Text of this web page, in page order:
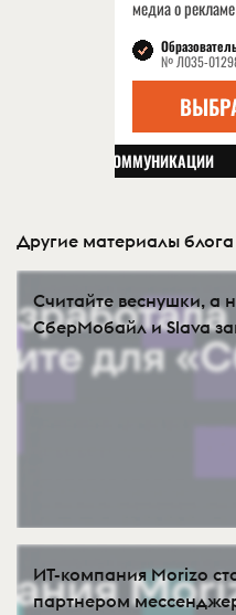
Другие материалы блога
Считайте веснушки, а
СберМобайл и Slava
ИТ-компания Morizo
партнером